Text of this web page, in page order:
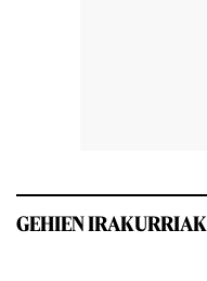
GEHIEN IRAKURRIAK